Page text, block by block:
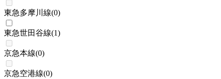
東急多摩川線(0)
東急世田谷線(1)
京急本線(0)
京急空港線(0)